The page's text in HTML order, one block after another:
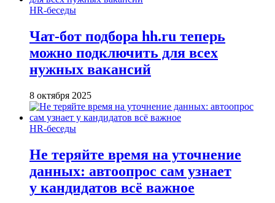
HR-беседы
Чат-бот подбора hh.ru теперь
можно подключить для всех
нужных вакансий
8 октября 2025
HR-беседы
Не теряйте время на уточнение
данных: автоопрос сам узнает
у кандидатов всё важное